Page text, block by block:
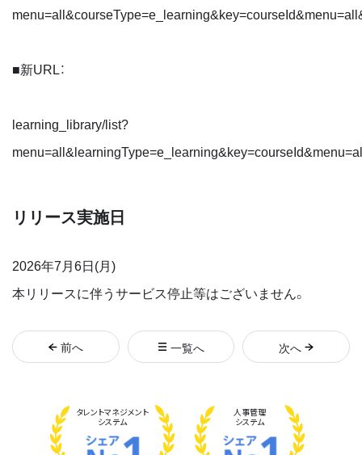
■新URL：
learning_library/list?
リリース実施日
2026年7月6日(月)
本リリースに伴うサービス停止等はございません。
前へ 一覧へ 次へ
タレントマネジメント
システム
人事管理
システム